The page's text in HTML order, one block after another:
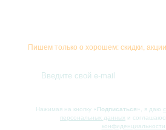
Пишем только о хорошем: скидки,
Нажимая на кнопку «Подписаться» , я даю
персональных данных и
конфиденциальности